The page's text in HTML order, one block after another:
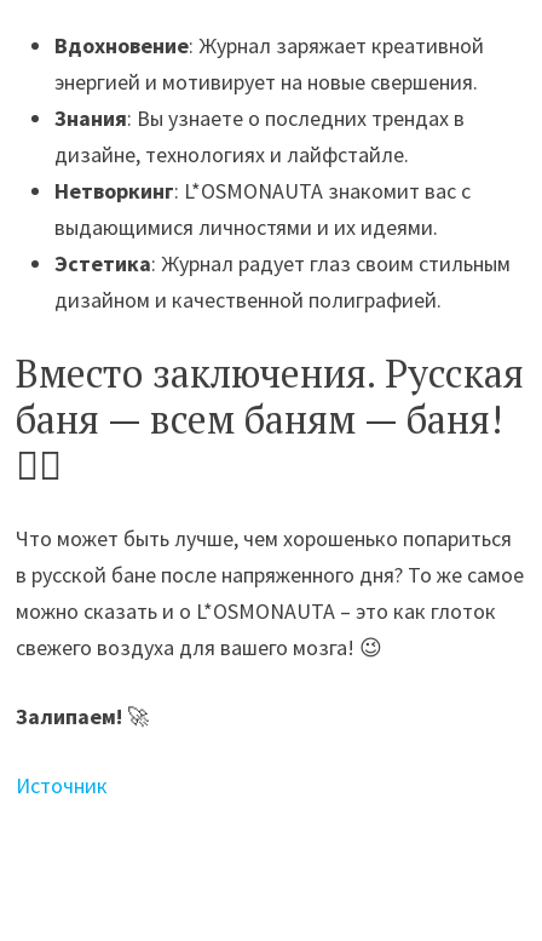
Вдохновение: Журнал заряжает креативной
энергией и мотивирует на новые свершения.
Знания: Вы узнаете о последних трендах в
дизайне, технологиях и лайфстайле.
Нетворкинг: L*OSMONAUTA знакомит вас с
выдающимися личностями и их идеями.
Эстетика: Журнал радует глаз своим стильным
дизайном и качественной полиграфией.
Вместо заключения. Русская
баня — всем баням — баня!
🧖‍♀️
Что может быть лучше, чем хорошенько попариться
в русской бане после напряженного дня? То же самое
можно сказать и о L*OSMONAUTA – это как глоток
свежего воздуха для вашего мозга! 😉
Залипаем! 🚀
Источник